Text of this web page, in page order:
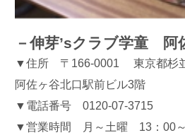
－伸芽’sクラブ学童 阿
▼住所 〒166-0001 東京都杉並
阿佐ヶ谷北口駅前ビル3階
▼電話番号 0120-07-3715
▼営業時間 月～土曜 13：00